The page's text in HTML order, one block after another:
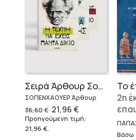
Σειρά Άρθουρ Σοπενχάουερ (3 βιβλία)
ΣΟΠΕΝΧΑΟΥΕΡ Άρθουρ
36,60€ Original
price
was:
21,96€Η
τρέχουσα
τιμή
Προηγούμενη τιμή:
21,96 €.
2η
Βάσω